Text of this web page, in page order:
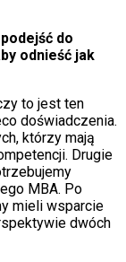
do
odnieść jak
to jest ten
doświadczenia.
którzy mają
Drugie
MBA. Po
mieli wsparcie
dwóch